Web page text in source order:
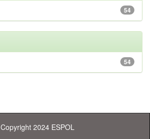
54
54
Copyright 2024 ESPOL